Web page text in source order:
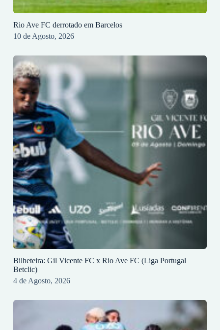
Rio Ave FC derrotado em Barcelos
10 de Agosto, 2026
Bilheteira: Gil Vicente FC x Rio Ave FC (Liga Portugal
Betclic)
4 de Agosto, 2026